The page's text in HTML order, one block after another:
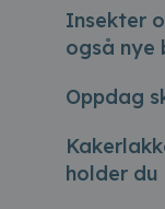
Insekter
også nye
Oppdag
holder du